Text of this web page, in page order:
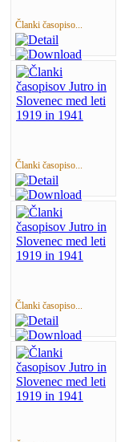
Članki časopiso...
Članki časopiso...
Članki časopiso...